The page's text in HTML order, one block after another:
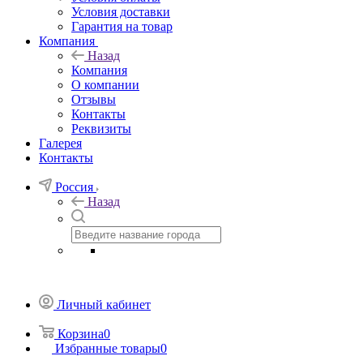
Условия доставки
Гарантия на товар
Компания
Назад
Компания
О компании
Отзывы
Контакты
Реквизиты
Галерея
Контакты
Россия
Назад
Личный кабинет
Корзина0
Избранные товары0